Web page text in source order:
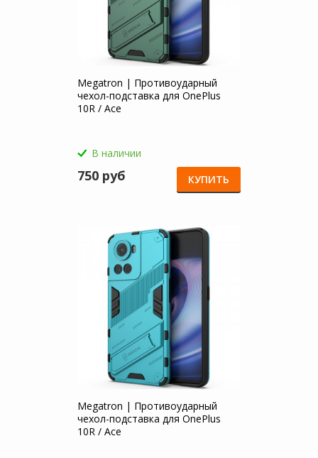
Megatron | Противоударный
чехол-подставка для OnePlus
10R / Ace
В наличии
750 руб КУПИТЬ
Megatron | Противоударный
чехол-подставка для OnePlus
10R / Ace